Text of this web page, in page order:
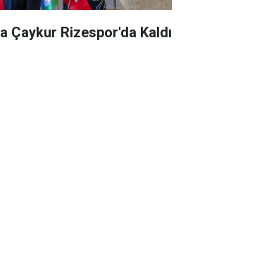
Çaykur Rizespor'da Kaldı